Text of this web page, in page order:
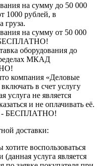
на сумму до 50 000
1000 рублей, в
груза.
на сумму от 50 000
БЕСПЛАТНО!
оборудования до
МКАД
компания «Деловые
в счет услугу
услуга не является
и не оплачивать её.
- БЕСПЛАТНО!
доставки:
воспользоваться
(данная услуга является